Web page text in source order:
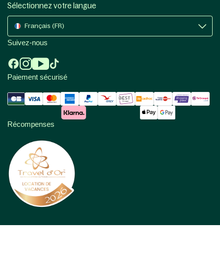
Sélectionnez votre langue
Français (FR)
Suivez-nous
Paiement sécurisé
Récompenses